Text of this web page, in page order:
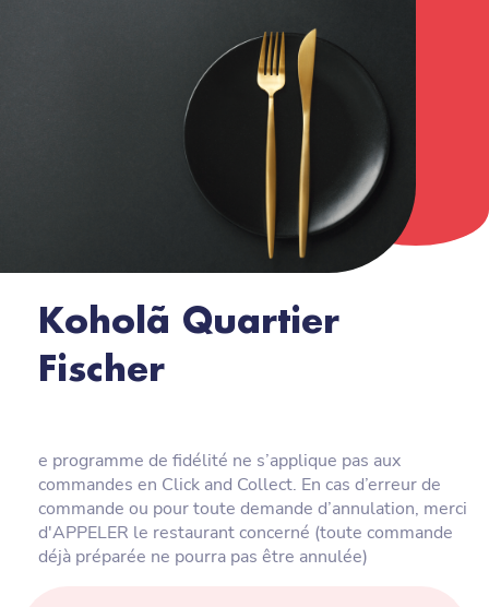
Koholã Quartier
Fischer
e programme de fidélité ne s’applique pas aux
commandes en Click and Collect. En cas d’erreur de
commande ou pour toute demande d’annulation, merci
d'APPELER le restaurant concerné (toute commande
déjà préparée ne pourra pas être annulée)